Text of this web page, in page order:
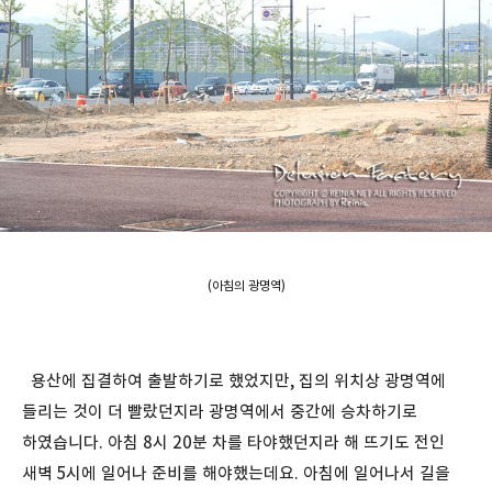
(아침의 광명역)
용산에 집결하여 출발하기로 했었지만, 집의 위치상 광명역에
들리는 것이 더 빨랐던지라 광명역에서 중간에 승차하기로
하였습니다. 아침 8시 20분 차를 타야했던지라 해 뜨기도 전인
새벽 5시에 일어나 준비를 해야했는데요. 아침에 일어나서 길을